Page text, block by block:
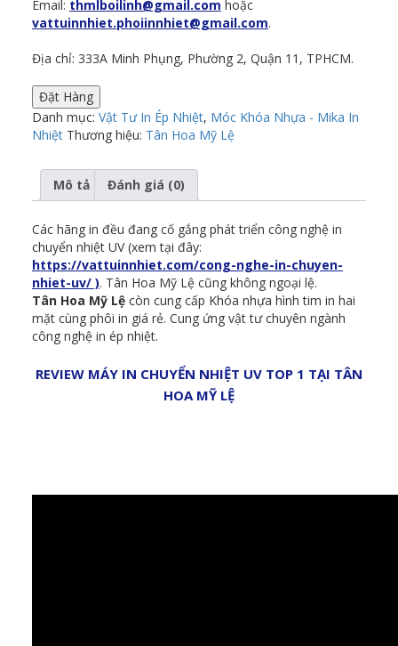
Email: thmlboilinh@gmail.com hoặc
vattuinnhiet.phoiinnhiet@gmail.com.
Địa chỉ: 333A Minh Phụng, Phường 2, Quận 11, TPHCM.
Đặt Hàng
Danh mục: Vật Tư In Ép Nhiệt, Móc Khóa Nhựa - Mika In
Nhiệt Thương hiệu: Tân Hoa Mỹ Lệ
Mô tả Đánh giá (0)
Các hãng in đều đang cố gắng phát triển công nghệ in
chuyển nhiệt UV (xem tại đây:
https://vattuinnhiet.com/cong-nghe-in-chuyen-
nhiet-uv/ ). Tân Hoa Mỹ Lệ cũng không ngoại lệ.
Tân Hoa Mỹ Lệ còn cung cấp Khóa nhựa hình tim in hai
mặt cùng phôi in giá rẻ. Cung ứng vật tư chuyên ngành
công nghệ in ép nhiệt.
REVIEW MÁY IN CHUYỂN NHIỆT UV TOP 1 TẠI TÂN
HOA MỸ LỆ